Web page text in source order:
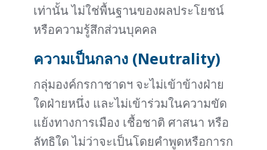
เท่านั้น ไม่ใช่พื้นฐานของผลประโยชน์
หรือความรู้สึกส่วนบุคคล
ความเป็นกลาง (Neutrality)
กลุ่มองค์กรกาชาดฯ จะไม่เข้าข้างฝ่าย
ใดฝ่ายหนึ่ง และไม่เข้าร่วมในความขัด
แย้งทางการเมือง เชื้อชาติ ศาสนา หรือ
ลัทธิใด ไม่ว่าจะเป็นโดยคำพูดหรือการก